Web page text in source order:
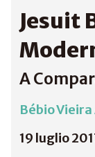
Jesuit
A
Bébio
19 luglio